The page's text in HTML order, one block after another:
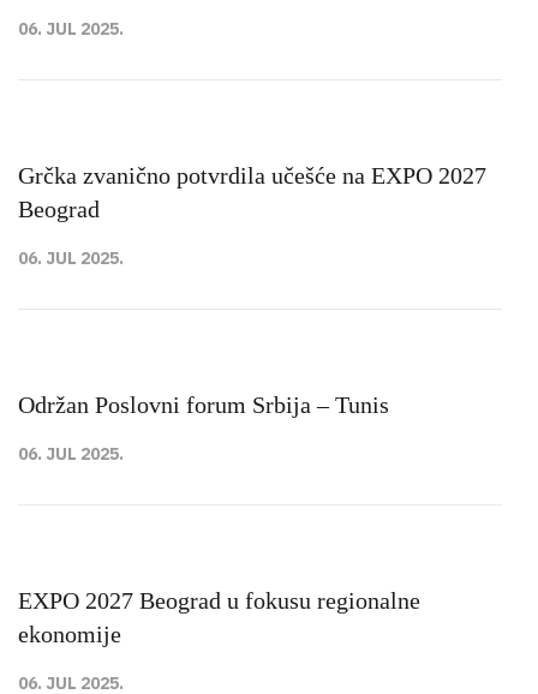
06. JUL 2025.
Grčka zvanično potvrdila učešće na EXPO 2027
Beograd
06. JUL 2025.
Održan Poslovni forum Srbija – Tunis
06. JUL 2025.
EXPO 2027 Beograd u fokusu regionalne
ekonomije
06. JUL 2025.